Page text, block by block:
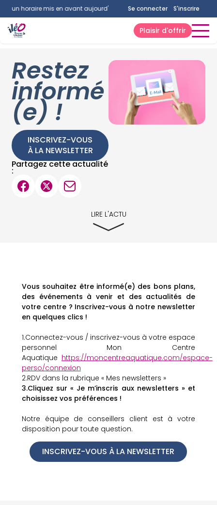
horaire mis en avant aujourd'hui. Consultez la page horaires.
Se connecter S'inscrire
Plaisir d'offrir
Restez
informé
(e) !
INSCRIVEZ-VOUS
À LA NEWSLETTER
Partagez cette actualité
:
LIRE L'ACTU
Vous souhaitez être informé(e) des bons plans,
des événements à venir et des actualités de
votre centre ? Inscrivez-vous à notre newsletter
en quelques clics !
1.Connectez-vous / inscrivez-vous à votre espace
personnel Mon Centre
Aquatique https://moncentreaquatique.com/espace-
perso/connexion
2.RDV dans la rubrique « Mes newsletters »
3.Cliquez sur « Je m’inscris aux newsletters » et
choisissez vos préférences !
Notre équipe de conseillers client est à votre
disposition pour toute question.
INSCRIVEZ-VOUS À LA NEWSLETTER